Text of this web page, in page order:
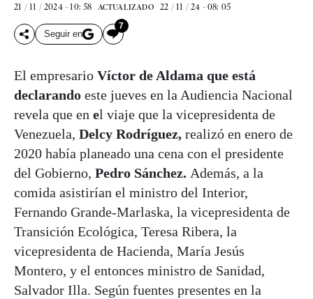
21 / 11 / 2024 - 10: 58 ACTUALIZADO 22 / 11 / 24 - 08: 05
Seguir en
7
El empresario Víctor de Aldama que está
declarando este jueves en la Audiencia Nacional
revela que en el viaje que la vicepresidenta de
Venezuela, Delcy Rodríguez, realizó en enero de
2020 había planeado una cena con el presidente
del Gobierno, Pedro Sánchez. Además, a la
comida asistirían el ministro del Interior,
Fernando Grande-Marlaska, la vicepresidenta de
Transición Ecológica, Teresa Ribera, la
vicepresidenta de Hacienda, María Jesús
Montero, y el entonces ministro de Sanidad,
Salvador Illa. Según fuentes presentes en la